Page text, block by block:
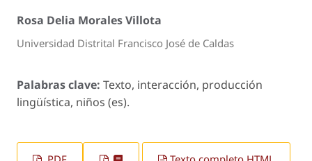
Rosa Delia Morales Villota
Universidad Distrital Francisco José de Caldas
Palabras clave: Texto, interacción, producción
lingüística, niños (es).